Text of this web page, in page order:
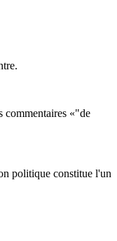
commentaires «"de
politique constitue l'un